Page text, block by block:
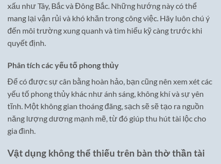
xấu như Tây, Bắc và Đông Bắc. Những hướng này có thể
mang lại vận rủi và khó khăn trong công việc. Hãy luôn chú ý
đến môi trường xung quanh và tìm hiểu kỹ càng trước khi
quyết định.
Phân tích các yếu tố phong thủy
Để có được sự cân bằng hoàn hảo, bạn cũng nên xem xét các
yếu tố phong thủy khác như ánh sáng, không khí và sự yên
tĩnh. Một không gian thoáng đãng, sạch sẽ sẽ tạo ra nguồn
năng lượng dương mạnh mẽ, từ đó giúp thu hút tài lộc cho
gia đình.
Vật dụng không thể thiếu trên bàn thờ thần tài